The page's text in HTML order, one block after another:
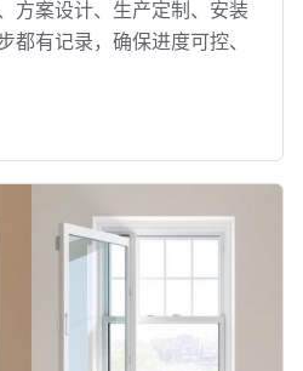
方案设计、生产定制、安装
都有记录，确保进度可控、